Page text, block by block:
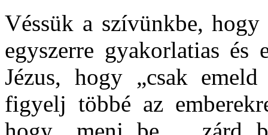
Véssük a szívünkbe,
egyszerre gyakorlatias
Jézus, hogy „csak
figyelj többé az